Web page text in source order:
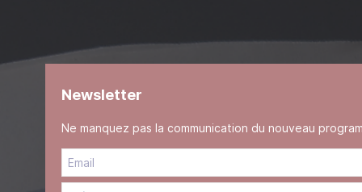
Newsletter
Ne manquez pas la communication du nouveau